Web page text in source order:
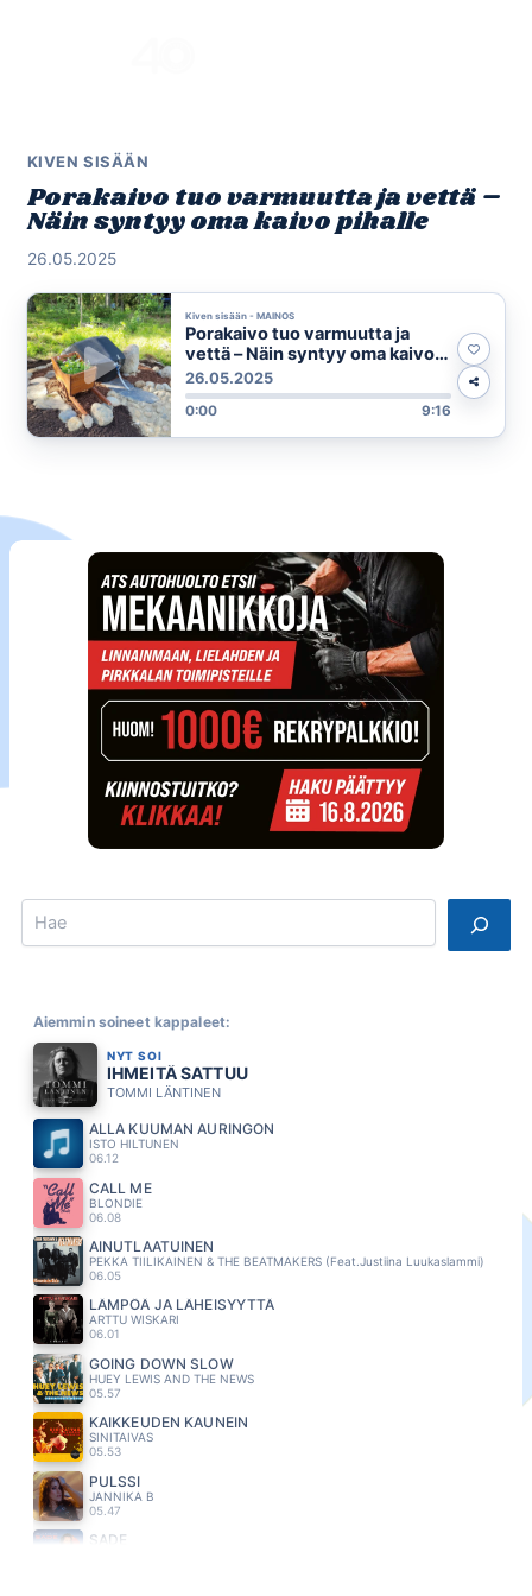
KIVEN SISÄÄN
Porakaivo tuo varmuutta ja vettä –
Näin syntyy oma kaivo pihalle
26.05.2025
Kiven sisään - MAINOS
Porakaivo tuo varmuutta ja
vettä – Näin syntyy oma kaivo
pihalle
26.05.2025
0:00 9:16
Search
Aiemmin soineet kappaleet:
NYT SOI
IHMEITÄ SATTUU
TOMMI LÄNTINEN
ALLA KUUMAN AURINGON
ISTO HILTUNEN
06.12
CALL ME
BLONDIE
06.08
AINUTLAATUINEN
PEKKA TIILIKAINEN & THE BEATMAKERS (Feat.Justiina Luukaslammi)
06.05
LÄMPÖÄ JA LÄHEISYYTTÄ
ARTTU WISKARI
06.01
GOING DOWN SLOW
HUEY LEWIS AND THE NEWS
05.57
KAIKKEUDEN KAUNEIN
SINITAIVAS
05.53
PULSSI
JANNIKA B
05.47
SADE